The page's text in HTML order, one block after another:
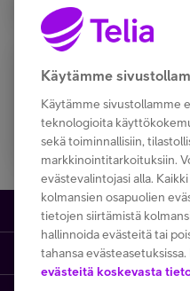
Olen
hankkia
yritykselleni?
Kauppa
Puhelimet
Ajankohtaista
Käytämme
Käytämme sivustollamme
teknologioita
sekä toiminnallisiin,
markkinointitarkoituksiin.
evästevalintojasi alla.
kolmansien osapuolien
tietojen siirtämistä
hallinnoida evästeitä tai
tahansa
evästeitä koskevasta